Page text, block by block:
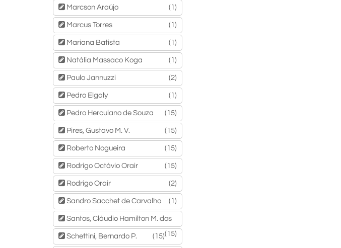
Marcson Araújo (1)
Marcus Torres (1)
Mariana Batista (1)
Natália Massaco Koga (1)
Paulo Jannuzzi (2)
Pedro Elgaly (1)
Pedro Herculano de Souza (15)
Pires, Gustavo M. V. (15)
Roberto Nogueira (15)
Rodrigo Octávio Orair (15)
Rodrigo Orair (2)
Sandro Sacchet de Carvalho (1)
Santos, Cláudio Hamilton M. dos
(15)
Schettini, Bernardo P. (15)